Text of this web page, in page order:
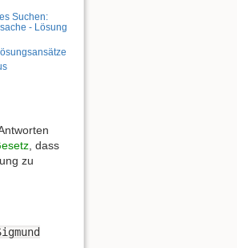
Suchen:
- Lösung
, dass
zu